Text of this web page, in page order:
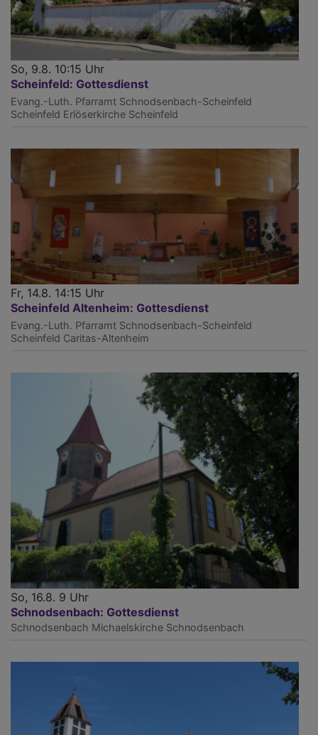
So, 9.8. 10:15 Uhr
Scheinfeld: Gottesdienst
Evang.-Luth. Pfarramt Schnodsenbach-Scheinfeld
Scheinfeld Erlöserkirche Scheinfeld
Fr, 14.8. 14:15 Uhr
Scheinfeld Altenheim: Gottesdienst
Evang.-Luth. Pfarramt Schnodsenbach-Scheinfeld
Scheinfeld Caritas-Altenheim
So, 16.8. 9 Uhr
Schnodsenbach: Gottesdienst
Schnodsenbach Michaelskirche Schnodsenbach